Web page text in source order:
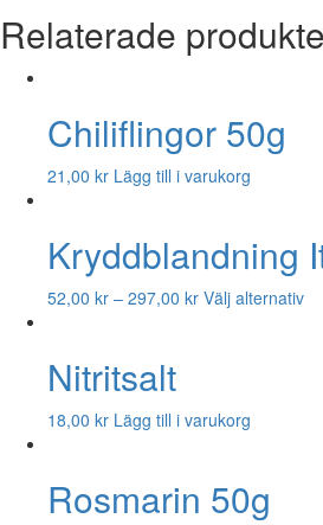
Relaterade
Chiliflingor 50g
21,00 kr Lägg till i varukorg
Kryddblandning
52,00 kr – 297,00 kr Välj alternativ
Nitritsalt
18,00 kr Lägg till i varukorg
Rosmarin 50g